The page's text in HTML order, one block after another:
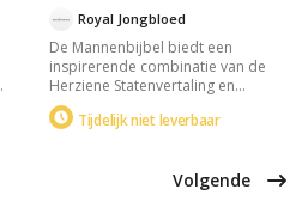
Royal Jongbloed
De Mannenbijbel biedt een
inspirerende combinatie van de
Herziene Statenvertaling en
relevante inzichten voor de
moderne man. Met inleidingen,
en geloof helpt dit boek je om de
Tijdelijk niet leverbaar
Volgende